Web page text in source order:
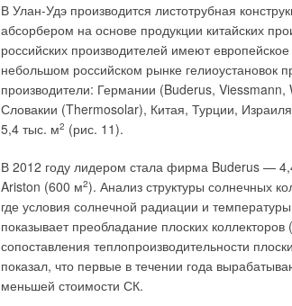
В Улан-Удэ производится листотрубная
абсорбером на основе продукции китайских
российских производителей имеют
небольшом российском рынке гелиоустановок
производители: Германии (Buderus,
Словакии (Thermosolar), Китая, Турции,
5,4 тыс. м2 (рис. 11).
В 2012 году лидером стала фирма Buderus —
Ariston (600 м2). Анализ структуры солнечных
где условия солнечной радиации и
показывает преобладание плоских
сопоставления теплопроизводительности
показал, что первые в течении года
меньшей стоимости СК.
Согласно действующим нормам воздуховоды
выполняются только в металле, при этом
Снижение производительности систем
приведет не только к экономии ресурсов, но и
дверей на путях эвакуации людям не
практического решения и вопрос компенсации
воздуховодов систем удаления продуктов
На наш взгляд это требование следует убрать
выполнимых способов. Есть проблема при